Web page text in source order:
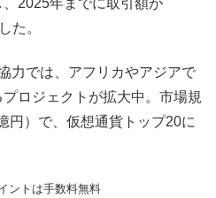
た。
力では、アフリカやアジアで
ロジェクトが拡大中。市場規
円）で、仮想通貨トップ20に
ントは手数料無料